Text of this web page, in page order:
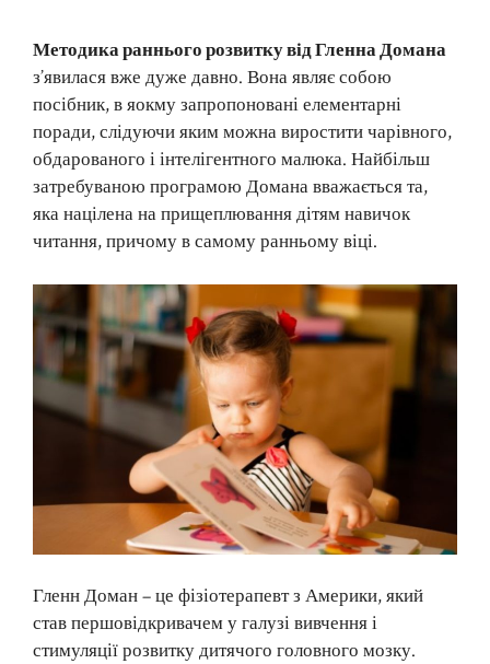
Методика раннього розвитку від Гленна Домана
з’явилася вже дуже давно. Вона являє собою
посібник, в яокму запропоновані елементарні
поради, слідуючи яким можна виростити чарівного,
обдарованого і інтелігентного малюка. Найбільш
затребуваною програмою Домана вважається та,
яка націлена на прищеплювання дітям навичок
читання, причому в самому ранньому віці.
Гленн Доман – це фізіотерапевт з Америки, який
став першовідкривачем у галузі вивчення і
стимуляції розвитку дитячого головного мозку.